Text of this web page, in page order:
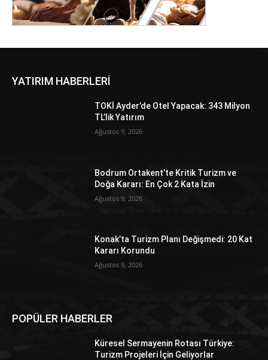
YATIRIM HABERLERİ
TOKİ Ayder’de Otel Yapacak: 343 Milyon
TL’lik Yatırım
Ağustos 9, 2026
Bodrum Ortakent’te Kritik Turizm ve
Doğa Kararı: En Çok 2 Kata İzin
Ağustos 9, 2026
Konak’ta Turizm Planı Değişmedi: 20 Kat
Kararı Korundu
Ağustos 9, 2026
POPÜLER HABERLER
Küresel Sermayenin Rotası Türkiye:
Turizm Projeleri İçin Geliyorlar